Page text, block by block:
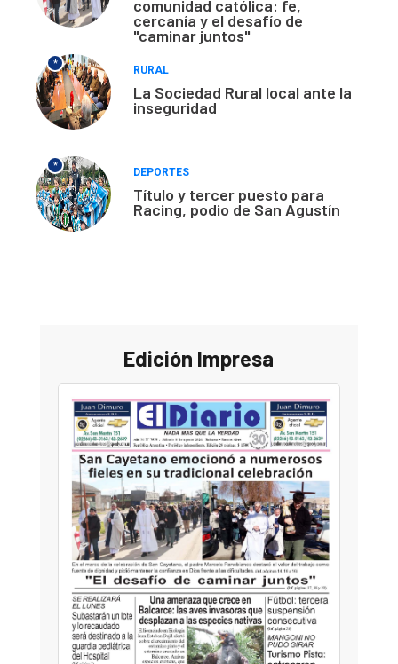
comunidad católica: fe,
cercanía y el desafío de
"caminar juntos"
*
RURAL
La Sociedad Rural local ante la
inseguridad
*
DEPORTES
Título y tercer puesto para
Racing, podio de San Agustín
Edición Impresa